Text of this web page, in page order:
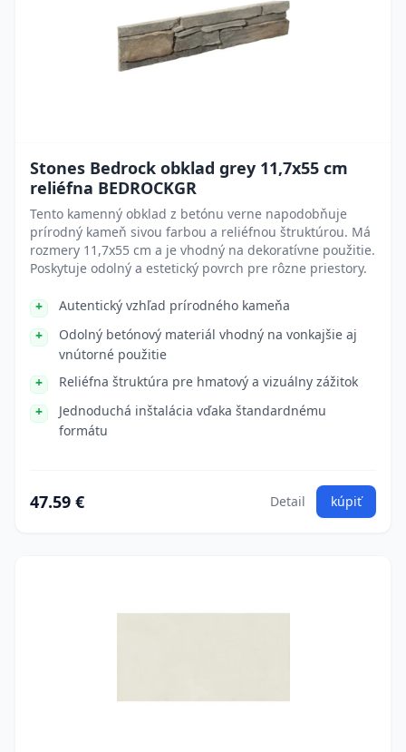
Stones Bedrock obklad grey 11,7x55 cm
reliéfna BEDROCKGR
Tento kamenný obklad z betónu verne napodobňuje
prírodný kameň sivou farbou a reliéfnou štruktúrou. Má
rozmery 11,7x55 cm a je vhodný na dekoratívne použitie.
Poskytuje odolný a estetický povrch pre rôzne priestory.
Autentický vzhľad prírodného kameňa
Odolný betónový materiál vhodný na vonkajšie aj
vnútorné použitie
Reliéfna štruktúra pre hmatový a vizuálny zážitok
Jednoduchá inštalácia vďaka štandardnému
formátu
47.59 € Detail kúpiť